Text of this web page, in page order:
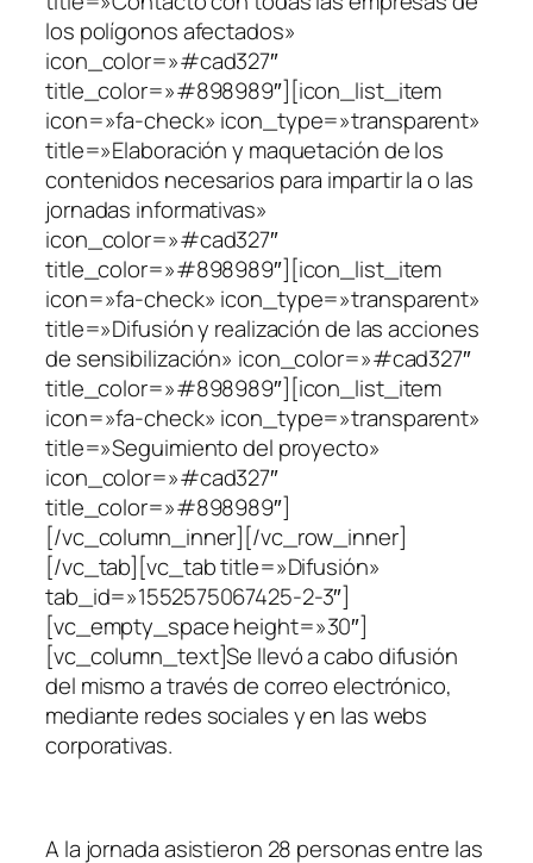
los polígonos afectados»
icon_color=»#cad327″
title_color=»#898989″][icon_list_item
icon=»fa-check» icon_type=»transparent»
title=»Elaboración y maquetación de los
contenidos necesarios para impartir la o las
jornadas informativas»
icon_color=»#cad327″
title_color=»#898989″][icon_list_item
icon=»fa-check» icon_type=»transparent»
title=»Difusión y realización de las acciones
de sensibilización» icon_color=»#cad327″
title_color=»#898989″][icon_list_item
icon=»fa-check» icon_type=»transparent»
title=»Seguimiento del proyecto»
icon_color=»#cad327″
title_color=»#898989″]
[/vc_column_inner][/vc_row_inner]
[/vc_tab][vc_tab title=»Difusión»
tab_id=»1552575067425-2-3″]
[vc_empty_space height=»30″]
[vc_column_text]Se llevó a cabo difusión
del mismo a través de correo electrónico,
mediante redes sociales y en las webs
corporativas.
A la jornada asistieron 28 personas entre las